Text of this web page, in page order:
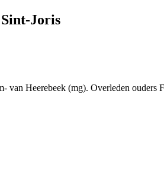
Joris
Heerebeek (mg). Overleden